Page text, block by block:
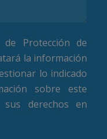
de Protección de
la información
lo indicado
sobre este
derechos en